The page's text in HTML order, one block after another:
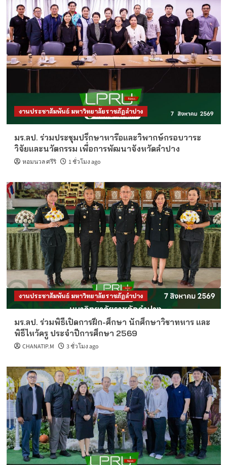
งานประชาสัมพันธ์ มหาวิทยาลัยราชภัฏลำปาง
มร.ลป. ร่วมประชุมปรึกษาหารือและวิพากษ์กรอบวาระ
วิจัยและนวัตกรรม เพื่อการพัฒนาจังหวัดลำปาง
หอมนวล ศรีริ 1 ชั่วโมง ago
งานประชาสัมพันธ์ มหาวิทยาลัยราชภัฏลำปาง
มร.ลป. ร่วมพิธีเปิดการฝึก-ศึกษา นักศึกษาวิชาทหาร และ
พิธีไหว้ครู ประจำปีการศึกษา 2569
CHANATIP.M 3 ชั่วโมง ago